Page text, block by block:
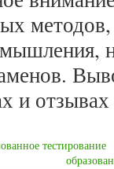
и
тестирование